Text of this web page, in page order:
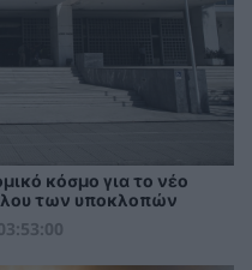
κόσμο για το νέο
των υποκλοπών